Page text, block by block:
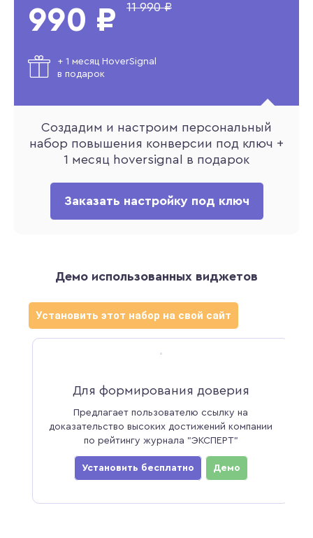
Создадим и настроим персональный
набор повышения конверсии под ключ +
1 месяц hoversignal в подарок
Заказать настройку под ключ
990 ₽ 11 990 ₽
+ 1 месяц HoverSignal
в подарок
Демо использованных виджетов
Установить этот набор на свой сайт
Для формирования доверия
Предлагает пользователю ссылку на
доказательство высоких достижений компании
по рейтингу журнала "ЭКСПЕРТ"
Установить бесплатно Демо